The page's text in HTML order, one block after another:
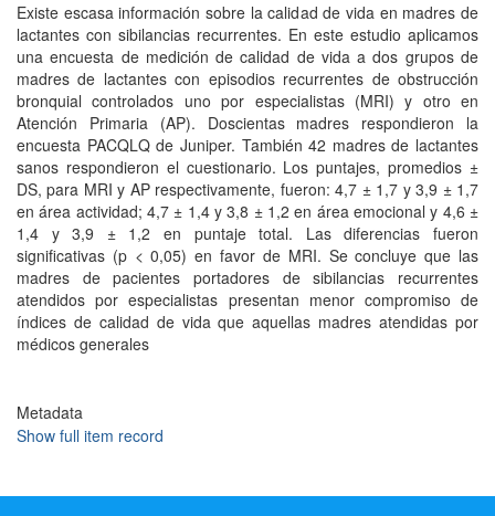
Existe escasa información sobre la calidad de vida en madres de
lactantes con sibilancias recurrentes. En este estudio aplicamos
una encuesta de medición de calidad de vida a dos grupos de
madres de lactantes con episodios recurrentes de obstrucción
bronquial controlados uno por especialistas (MRI) y otro en
Atención Primaria (AP). Doscientas madres respondieron la
encuesta PACQLQ de Juniper. También 42 madres de lactantes
sanos respondieron el cuestionario. Los puntajes, promedios ±
DS, para MRI y AP respectivamente, fueron: 4,7 ± 1,7 y 3,9 ± 1,7
en área actividad; 4,7 ± 1,4 y 3,8 ± 1,2 en área emocional y 4,6 ±
1,4 y 3,9 ± 1,2 en puntaje total. Las diferencias fueron
significativas (p < 0,05) en favor de MRI. Se concluye que las
madres de pacientes portadores de sibilancias recurrentes
atendidos por especialistas presentan menor compromiso de
índices de calidad de vida que aquellas madres atendidas por
médicos generales
Metadata
Show full item record